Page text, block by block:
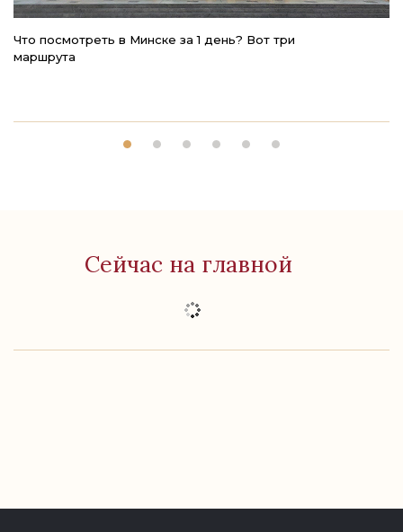
Что посмотреть в Минске за 1 день? Вот три
маршрута
Сейчас на главной